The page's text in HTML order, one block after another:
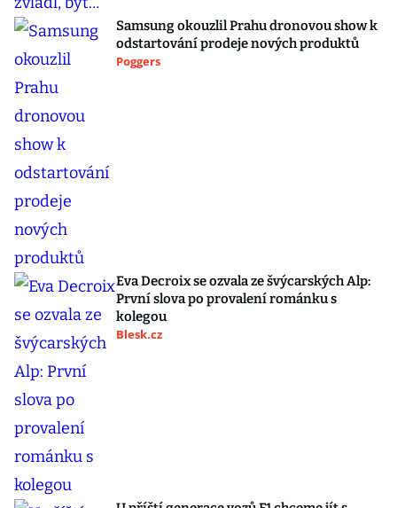
Samsung okouzlil Prahu dronovou show k
odstartování prodeje nových produktů
Poggers
Eva Decroix se ozvala ze švýcarských Alp:
První slova po provalení románku s
kolegou
Blesk.cz